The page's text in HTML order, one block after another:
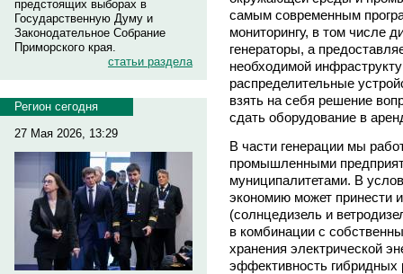
предстоящих выборах в
Государственную Думу и
Законодательное Собрание
Приморского края.
статьи раздела
Регион сегодня
27 Мая 2026, 13:29
самым современным
мониторингу, в том числе
генераторы, а
необходимой
распределительные
взять на себя решение
сдать оборудование в
В части генерации мы
промышленными
муниципалитетами. В
экономию может принести
(солнцедизель и
в комбинации с
хранения электрической
эффективность гибридных